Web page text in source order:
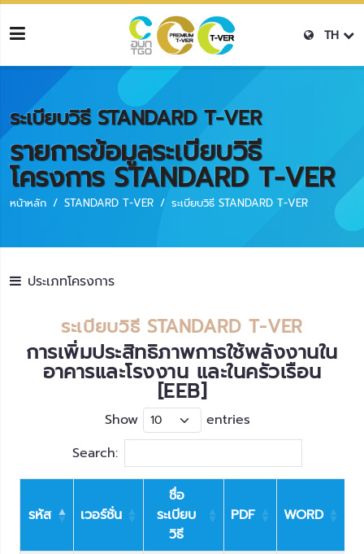
TH
ระเบียบวิธี STANDARD T-VER
รายการข้อมูลระเบียบวิธี
โครงการ STANDARD T-VER
หน้าหลัก STANDARD T-VER ระเบียบวิธี STANDARD T-VER
ประเภทโครงการ
ระเบียบวิธี STANDARD T-VER
การเพิ่มประสิทธิภาพการใช้พลังงานใน
อาคารและโรงงาน และในครัวเรือน
[EEB]
Show
entries
Search:
รหัส เวอร์ชั่น
ชื่อ
ระเบียบ
วิธี
PDF WORD